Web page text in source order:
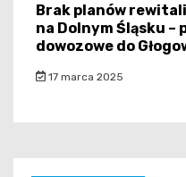
Brak planów
na Dolnym Śląsku
dowozowe do
17 marca 2025